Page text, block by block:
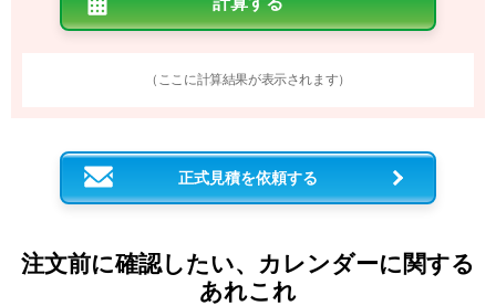
（ここに計算結果が表示されます）
正式見積を依頼する
注文前に確認したい、カレンダーに関する
あれこれ